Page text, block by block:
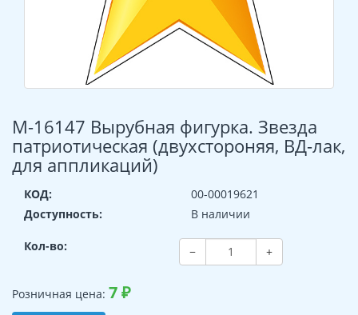
М-16147 Вырубная фигурка. Звезда
патриотическая (двухстороняя, ВД-лак,
для аппликаций)
КОД:
00-00019621
Доступность:
В наличии
Кол-во: − +
Розничная цена: 7₽